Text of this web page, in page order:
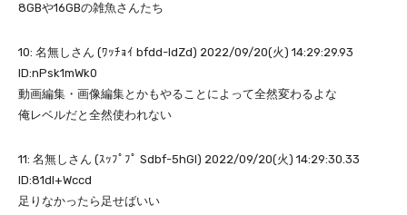
8GBや16GBの雑魚さんたち
10: 名無しさん (ﾜｯﾁｮｲ bfdd-ldZd) 2022/09/20(火) 14:29:29.93
ID:nPsk1mWk0
動画編集・画像編集とかもやることによって全然変わるよな
俺レベルだと全然使われない
11: 名無しさん (ｽｯﾌﾟﾌﾟ Sdbf-5hGI) 2022/09/20(火) 14:29:30.33
ID:81dI+Wccd
足りなかったら足せばいい